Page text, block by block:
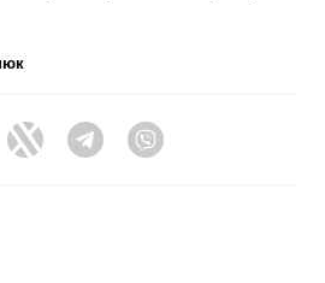
Twitter Telegram